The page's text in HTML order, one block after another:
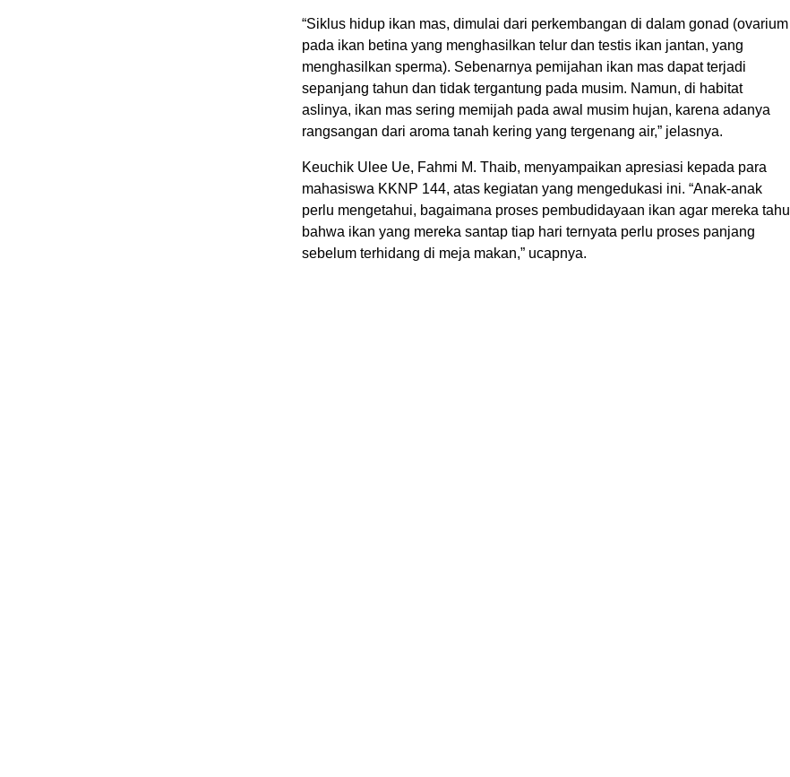
“Siklus hidup ikan mas, dimulai dari perkembangan di dalam gonad (ovarium
pada ikan betina yang menghasilkan telur dan testis ikan jantan, yang
menghasilkan sperma). Sebenarnya pemijahan ikan mas dapat terjadi
sepanjang tahun dan tidak tergantung pada musim. Namun, di habitat
aslinya, ikan mas sering memijah pada awal musim hujan, karena adanya
rangsangan dari aroma tanah kering yang tergenang air,” jelasnya.
Keuchik Ulee Ue, Fahmi M. Thaib, menyampaikan apresiasi kepada para
mahasiswa KKNP 144, atas kegiatan yang mengedukasi ini. “Anak-anak
perlu mengetahui, bagaimana proses pembudidayaan ikan agar mereka tahu
bahwa ikan yang mereka santap tiap hari ternyata perlu proses panjang
sebelum terhidang di meja makan,” ucapnya.